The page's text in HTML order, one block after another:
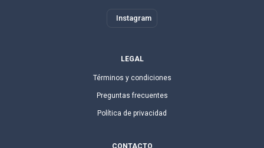
Instagram
LEGAL
Términos y condiciones
Preguntas frecuentes
Política de privacidad
CONTACTO